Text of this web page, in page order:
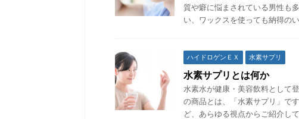
質や癖に悩まされている男性も
い、ワックスを使っても納得の
ハイドロゲンＥＸ 水素サプリ
水素サプリとは何か
水素水が健康・美容飲料として
の商品とは、「水素サプリ」で
ど、あらゆる視点からご紹介し